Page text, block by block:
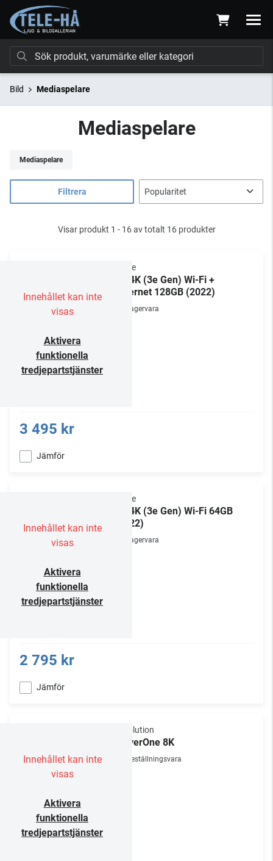
Bild Mediaspelare
Mediaspelare
Mediaspelare
Filtrera
Visar produkt 1 - 16 av totalt 16 produkter
Innehållet kan inte
visas
Aktivera
funktionella
tredjepartstjänster
Apple
TV 4K (3e Gen) Wi-Fi +
Ethernet 128GB (2022)
Lagervara
3 495 kr
Jämför
Innehållet kan inte
visas
Aktivera
funktionella
tredjepartstjänster
Apple
TV 4K (3e Gen) Wi-Fi 64GB
(2022)
Lagervara
2 795 kr
Jämför
Innehållet kan inte
visas
Aktivera
funktionella
tredjepartstjänster
R_volution
PlayerOne 8K
Beställningsvara